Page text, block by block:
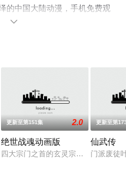
的中国大陆动漫，手机免费观
集就上天堂电影网，更多相关

的王凡，本是黄金学院的一名普
更新至第151集 2.0
绝世战魂动画版
四大宗门之首的玄灵宗，多年来第
更新至第
仙武传
门派废徒